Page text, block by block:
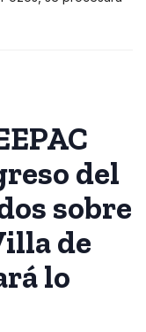
del
sobre
de
lo